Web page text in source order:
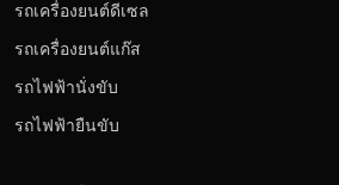
รถเครื่องยนต์ดีเซล
รถเครื่องยนต์แก๊ส
รถไฟฟ้านั่งขับ
รถไฟฟ้ายืนขับ